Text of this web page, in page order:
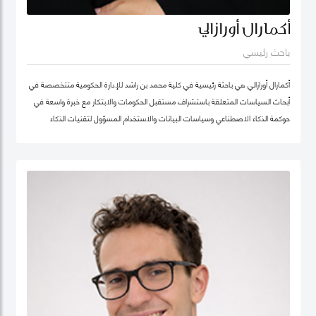
أكمارال أورازالي
باحث رئيسي
أكمارال أورازالي هي باحثة رئيسية في كلية محمد بن راشد للإدارة الحكومية متتخصصة في
أبحاث السياسات المتعلقة باستشراف مستقبل الحكومات والابتكار مع خبرة واسعة في
حوكمة الذكاء الاصطناعي وسياسات البيانات والاستخدام المسؤول لتقنيات الذكاء
وسياسات البيانات مع اهتمام خاص بتطوير أطر عملية تدعم الابتكار في القطاع العام
التطبيقية، مستندة إلى تجربة مهنية غنية في التحول الرقمي للقطاع الحكومي.